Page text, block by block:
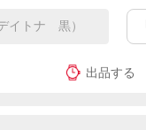
出品する